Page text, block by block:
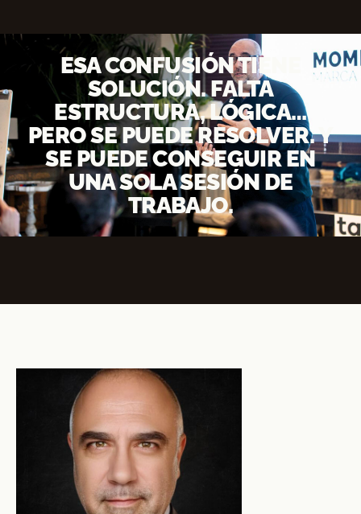
ESA CONFUSIÓN TIENE
SOLUCIÓN. FALTA
ESTRUCTURA, LÓGICA…
PERO SE PUEDE RESOLVER. Y
SE PUEDE CONSEGUIR EN
UNA SOLA SESIÓN DE
TRABAJO.